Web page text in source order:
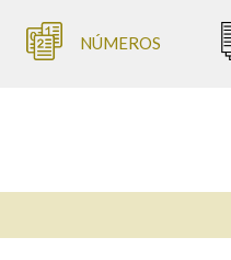
NÚMEROS